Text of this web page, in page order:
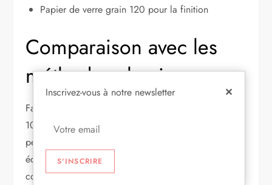
Papier de verre grain 120 pour la finition
Comparaison avec les
méthodes classiques
Face à une ossature métallique classique qui prend
10 cm, le doublage collé mince divise par deux la
perte d’espace tout en maintenant un confort
équivalent sur des murs réguliers. Les isolants minces
comme le DEPRON ajoutent une couche
✕
Inscrivez-vous à notre newsletter
S'INSCRIRE